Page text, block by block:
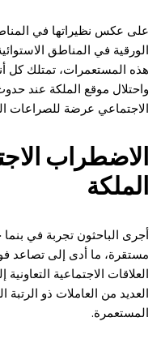
على عكس نظيراتها في
الورقية في المناطق
هذه المستعمرات، تمتلك كل
واحتلال موقع الملكة عند
الاجتماعي عرضة للصراعات
الاضطراب
الملكة
أجرى الباحثون تجربة في
مستقرة، ما أدى إلى تصاعد
العلاقات الاجتماعية
العديد من العاملات ذو الرتبة
المستعمرة.